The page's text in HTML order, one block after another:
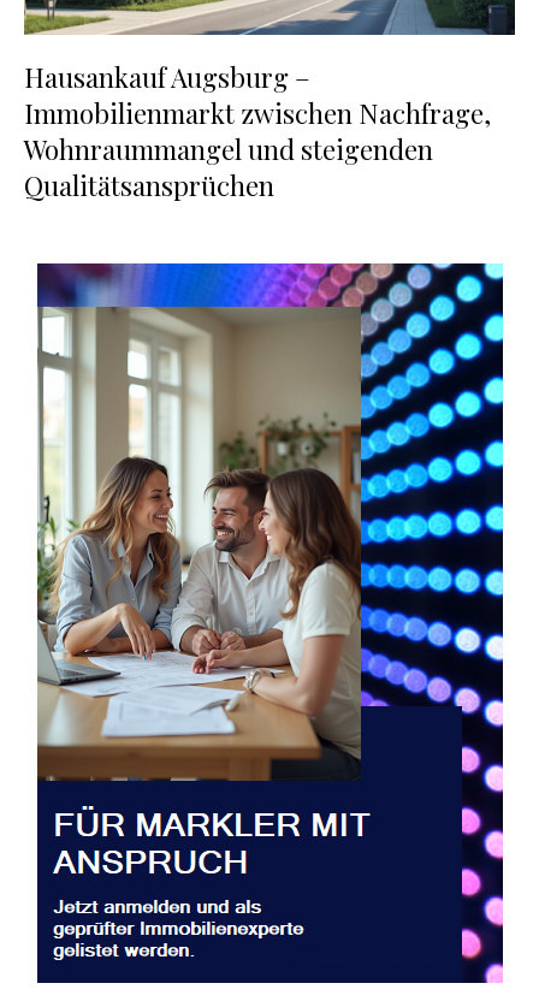
Hausankauf Augsburg –
Immobilienmarkt zwischen Nachfrage,
Wohnraummangel und steigenden
Qualitätsansprüchen